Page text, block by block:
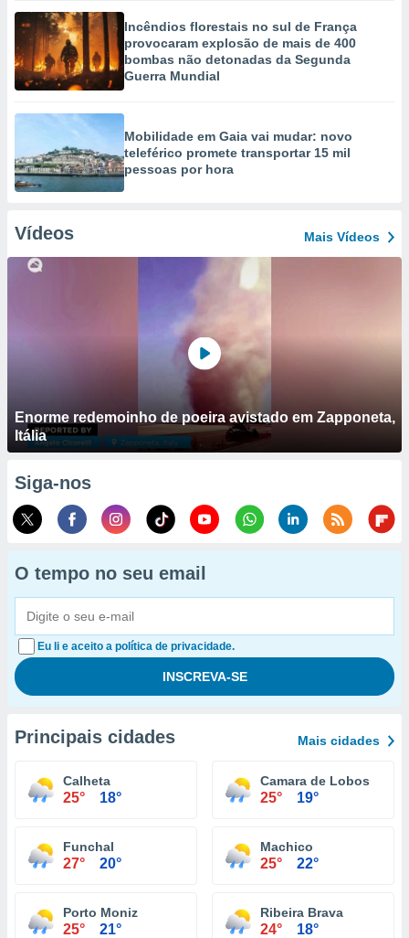
Incêndios florestais no sul de França
provocaram explosão de mais de 400
bombas não detonadas da Segunda
Guerra Mundial
Mobilidade em Gaia vai mudar: novo
teleférico promete transportar 15 mil
pessoas por hora
Vídeos Mais Vídeos
Enorme redemoinho de poeira avistado em Zapponeta,
Itália
Siga-nos
O tempo no seu email
Eu li e aceito a política de privacidade.
Principais cidades Mais cidades
Calheta
25° 18°
Camara de Lobos
25° 19°
Funchal
27° 20°
Machico
25° 22°
Porto Moniz
25° 21°
Ribeira Brava
24° 18°